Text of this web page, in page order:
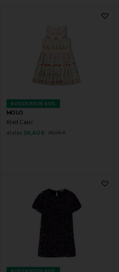
SOODUSTUS 40%
MOLO
Kleit Caisi
alates Discounted Price
59,40 € Original Price
99,00 €